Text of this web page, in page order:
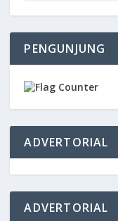
PENGUNJUNG
ADVERTORIAL
ADVERTORIAL